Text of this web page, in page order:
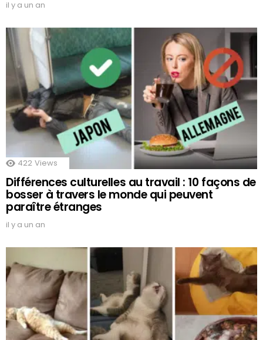
il y a un an
422 Views
Différences culturelles au travail : 10 façons de
bosser à travers le monde qui peuvent
paraître étranges
il y a un an